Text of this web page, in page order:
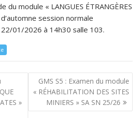
du module « LANGUES ÉTRANGÈRES
session normale
01/2026 à 14h30 salle 103.
»
GMS S5 : Examen du module
« RÉHABILITATION DES SITES
MINIERS » SA SN 25/26